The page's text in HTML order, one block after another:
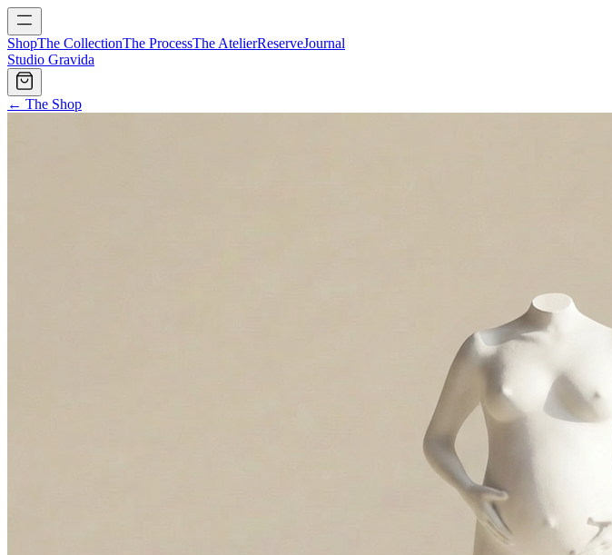
ShopThe CollectionThe ProcessThe AtelierReserveJournal
Studio Gravida
← The Shop